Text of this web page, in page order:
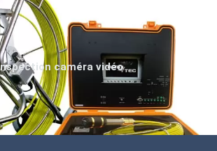
caméra vidéo